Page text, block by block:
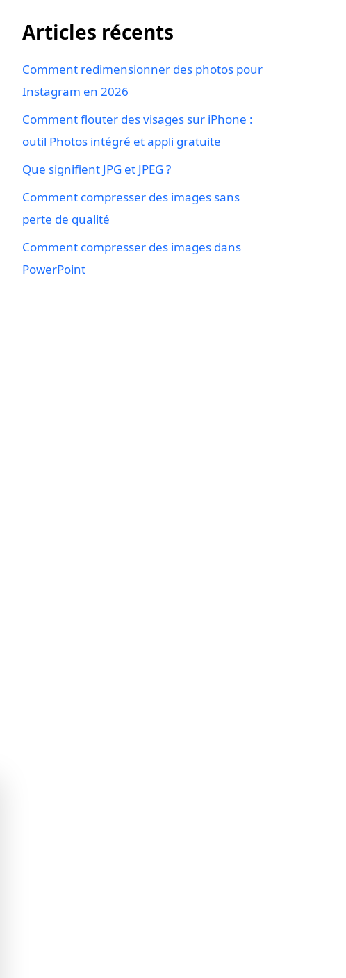
Articles récents
Comment redimensionner des photos pour
Instagram en 2026
Comment flouter des visages sur iPhone :
outil Photos intégré et appli gratuite
Que signifient JPG et JPEG ?
Comment compresser des images sans
perte de qualité
Comment compresser des images dans
PowerPoint